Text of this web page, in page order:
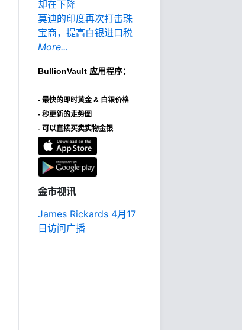
却在下降
莫迪的印度再次打击珠
宝商，提高白银进口税
More...
BullionVault 应用程序：
- 最快的即时黄金 & 白银价格
- 秒更新的走势图
- 可以直接买卖实物金银
金市视讯
James Rickards 4月17
日访问广播